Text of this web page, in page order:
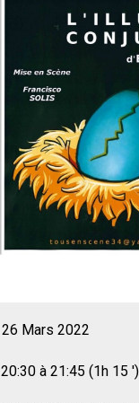
26 Mars 2022
20:30 à 21:45 (1h 15 ')